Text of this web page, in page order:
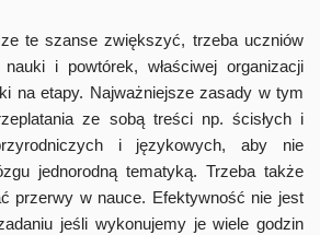
zwiększyć, trzeba uczniów
i powtórek, właściwej organizacji
na etapy. Najważniejsze zasady w tym
ze sobą treści np. ścisłych i
i językowych, aby nie
jednorodną tematyką. Trzeba także
przerwy w nauce. Efektywność nie jest
jeśli wykonujemy je wiele godzin